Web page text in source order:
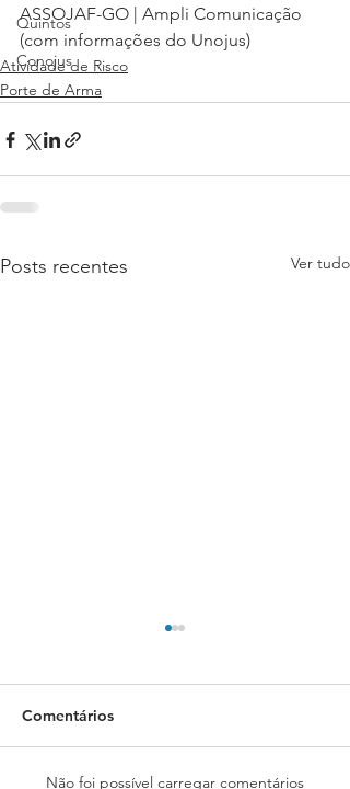
Quintos
Conojus
ASSOJAF-GO | Ampli Comunicação
(com informações do Unojus)
Atividade de Risco
Porte de Arma
Posts recentes Ver tudo
Comentários
Não foi possível carregar comentários